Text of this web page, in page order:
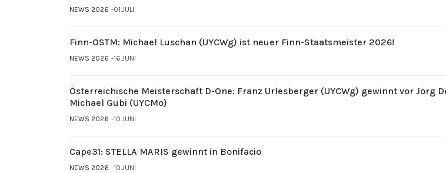
NEWS 2026 01.JULI
Finn-ÖSTM: Michael Luschan (UYCWg) ist neuer Finn-Staatsmeister 2026!
NEWS 2026 16.JUNI
Österreichische Meisterschaft D-One: Franz Urlesberger (UYCWg) gewinnt vor Jörg
Michael Gubi (UYCMo)
NEWS 2026 10.JUNI
Cape31: STELLA MARIS gewinnt in Bonifacio
NEWS 2026 10.JUNI